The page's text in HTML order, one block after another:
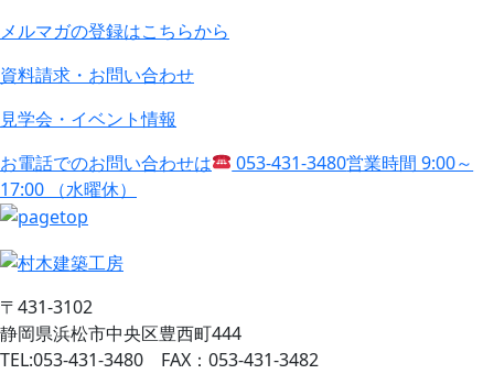
メルマガの登録はこちらから
資料請求・お問い合わせ
見学会・イベント情報
お電話でのお問い合わせは
053-431-3480営業時間 9:00～
17:00 （水曜休）
〒431-3102
静岡県浜松市中央区豊西町444
TEL:053-431-3480 FAX：053-431-3482